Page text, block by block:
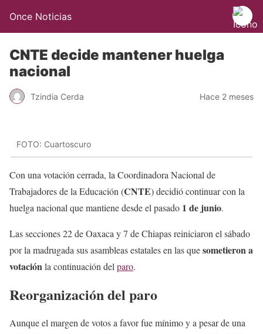
Once Noticias
CNTE decide mantener huelga
nacional
Tzindia Cerda Hace 2 meses
FOTO: Cuartoscuro
Con una votación cerrada, la Coordinadora Nacional de
Trabajadores de la Educación (CNTE) decidió continuar con la
huelga nacional que mantiene desde el pasado 1 de junio.
Las secciones 22 de Oaxaca y 7 de Chiapas reiniciaron el sábado
por la madrugada sus asambleas estatales en las quesometieron a
votaciónla continuación del paro.
Reorganización del paro
Aunque el margen de votos a favor fue mínimo y a pesar de una